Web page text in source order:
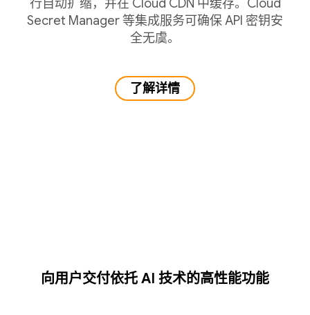
行自动扩缩，并在 Cloud CDN 中缓存。Cloud
Secret Manager 等集成服务可确保 API 密钥安
全无虞。
了解详情
向用户交付依托 AI 技术的高性能功能